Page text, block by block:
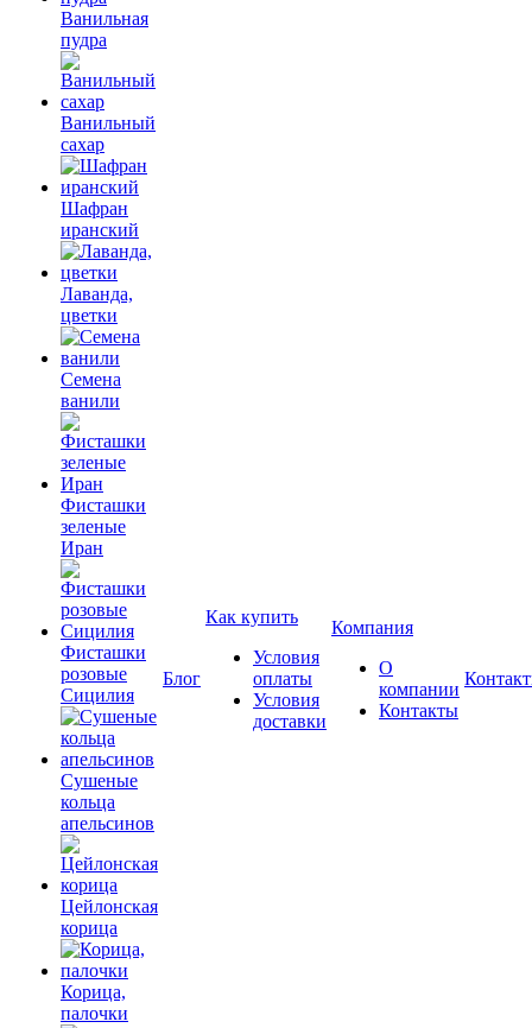
Ванильная
пудра
Ванильный
сахар
Шафран
иранский
Лаванда,
цветки
Семена
ванили
Фисташки
зеленые
Иран
Фисташки
розовые
Сицилия
Сушеные
кольца
апельсинов
Цейлонская
корица
Корица,
палочки
Блог
Как купить
Условия
оплаты
Условия
доставки
Компания
О
компании
Контакты